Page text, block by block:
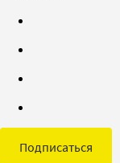
Подписаться